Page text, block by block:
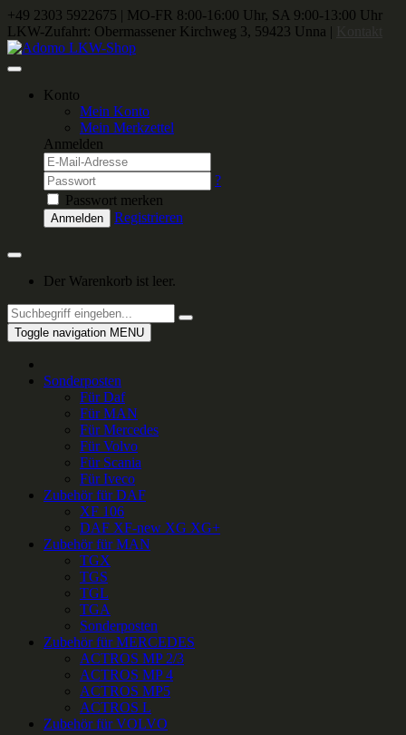
+49 2303 5922675 | MO-FR 8:00-16:00 Uhr, SA 9:00-13:00 Uhr
LKW-Zufahrt: Obermassener Kirchweg 3, 59423 Unna |
Konto
Mein Konto
Mein Merkzettel
Anmelden
?
Passwort merken
Anmelden Registrieren
Der Warenkorb ist leer.
Toggle navigation MENU
Sonderposten
Für Daf
Für MAN
Für Mercedes
Für Volvo
Für Scania
Für Iveco
Zubehör für DAF
XF 106
DAF XF-new XG XG+
Zubehör für MAN
TGX
TGS
TGL
TGA
Sonderposten
Zubehör für MERCEDES
ACTROS MP 2/3
ACTROS MP 4
ACTROS MP5
ACTROS L
Zubehör für VOLVO